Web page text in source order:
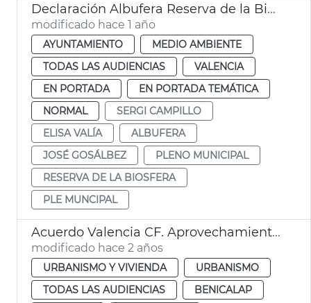
Declaración Albufera Reserva de la Biosfera Unesco
modificado hace 1 año
AYUNTAMIENTO
MEDIO AMBIENTE
TODAS LAS AUDIENCIAS
VALENCIA
EN PORTADA
EN PORTADA TEMÁTICA
NORMAL
SERGI CAMPILLO
ELISA VALÍA
ALBUFERA
JOSÉ GOSÁLBEZ
PLENO MUNICIPAL
RESERVA DE LA BIOSFERA
PLE MUNCIPAL
Acuerdo Valencia CF. Aprovechamiento urbanístico
modificado hace 2 años
URBANISMO Y VIVIENDA
URBANISMO
TODAS LAS AUDIENCIAS
BENICALAP